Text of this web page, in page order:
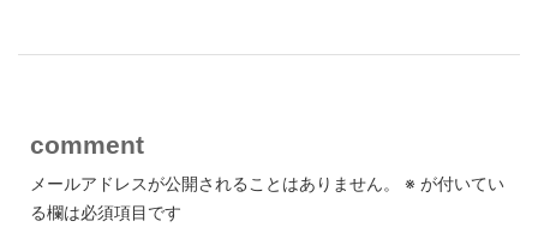
comment
メールアドレスが公開されることはありません。 ※ が付いてい
る欄は必須項目です